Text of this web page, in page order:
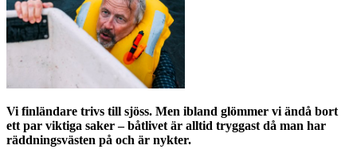
Vi finländare trivs till sjöss. Men ibland glömmer vi ändå bort
ett par viktiga saker – båtlivet är alltid tryggast då man har
räddningsvästen på och är nykter.